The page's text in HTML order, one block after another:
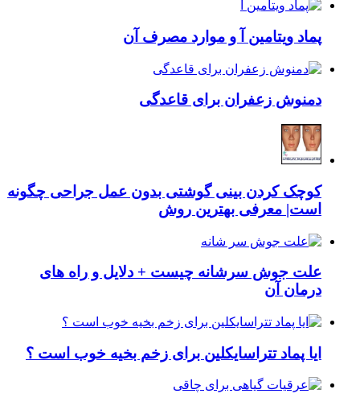
پماد ویتامین آ و موارد مصرف آن
دمنوش زعفران برای قاعدگی
کوچک کردن بینی گوشتی بدون عمل جراحی چگونه
است| معرفی بهترین روش
علت جوش سرشانه چیست + دلایل و راه های
درمان آن
ایا پماد تتراسایکلین برای زخم بخیه خوب است ؟